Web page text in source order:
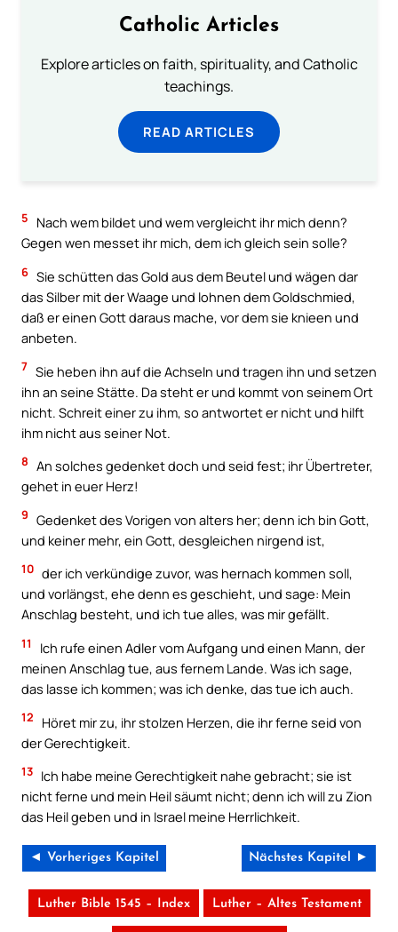
Catholic Articles
Explore articles on faith, spirituality, and Catholic
teachings.
READ ARTICLES
5
Nach wem bildet und wem vergleicht ihr mich denn?
Gegen wen messet ihr mich, dem ich gleich sein solle?
6 Sie schütten das Gold aus dem Beutel und wägen dar
das Silber mit der Waage und lohnen dem Goldschmied,
daß er einen Gott daraus mache, vor dem sie knieen und
anbeten.
7 Sie heben ihn auf die Achseln und tragen ihn und setzen
ihn an seine Stätte. Da steht er und kommt von seinem Ort
nicht. Schreit einer zu ihm, so antwortet er nicht und hilft
ihm nicht aus seiner Not.
8 An solches gedenket doch und seid fest; ihr Übertreter,
gehet in euer Herz!
9 Gedenket des Vorigen von alters her; denn ich bin Gott,
und keiner mehr, ein Gott, desgleichen nirgend ist,
10 der ich verkündige zuvor, was hernach kommen soll,
und vorlängst, ehe denn es geschieht, und sage: Mein
Anschlag besteht, und ich tue alles, was mir gefällt.
11
Ich rufe einen Adler vom Aufgang und einen Mann, der
meinen Anschlag tue, aus fernem Lande. Was ich sage,
das lasse ich kommen; was ich denke, das tue ich auch.
12
Höret mir zu, ihr stolzen Herzen, die ihr ferne seid von
der Gerechtigkeit.
13 Ich habe meine Gerechtigkeit nahe gebracht; sie ist
nicht ferne und mein Heil säumt nicht; denn ich will zu Zion
das Heil geben und in Israel meine Herrlichkeit.
◄ Vorheriges Kapitel Nächstes Kapitel ►
Luther Bible 1545 – Index Luther – Altes Testament